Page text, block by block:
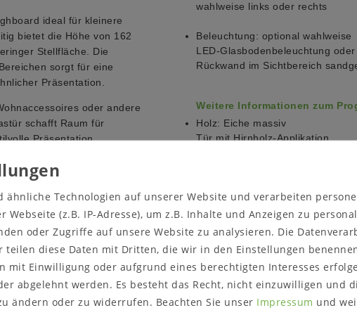
ideal für kleinere
bietet die Höhe von 162
Stellfläche. Die
sorgt für eine
Präsentation.
oder andere
schafft Raum für
Präsentation
ein Glas-Einlegeboden
sorgen für eine flexible
Ausführungen zur
geölt, Bianco geölt und
optional mit einer
ist eine sandgestrahlte
wirkungsvoll
wahlweise links oder rechts
Beleuchtung: optional wahlweise
LED-Glasbodenbeleuchtung oder
Rückwand im Sichtbereich
Weitere Informationen zum
Holz: Eiche massiv
Tür mit Hirnholz-Applikation
Massivholz ist ein organisches
Umgebungsbedingungen
Farbveränderungen und
Sonneneinstrahlung, starke
Luftfeuchtigkeit der Umgebung.
und ein Verziehen des Holzes
Werkstoff.
Oberfläche: wahlweise
Natur geölt
Bianco geölt
ähnliche Technologien auf unserer Website und verarbeiten
Webseite (z.B. IP-Adresse), um z.B. Inhalte und Anzeigen zu
oder Zugriffe auf unsere Website zu analysieren. Die
teilen diese Daten mit Dritten, die wir in den Einstellungen
mit Einwilligung oder aufgrund eines berechtigten Interesses
abgelehnt werden. Es besteht das Recht, nicht einzuwilligen und
ändern oder zu widerrufen. Beachten Sie unser Impressum und